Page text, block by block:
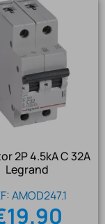
2P 4.5kA C 32A
Legrand
AMOD247.1
19.90